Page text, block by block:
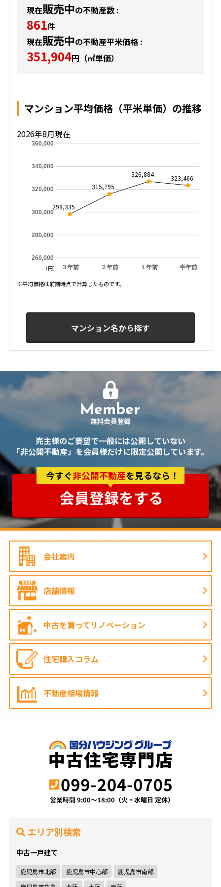
現在販売中の不動産数 :
861件
現在販売中の不動産平米価格 :
351,904円（㎡単価）
マンション平均価格（平米単価）の推移
2026年8月現在
３年前 ２年前 １年前 半年前
260,000
280,000
300,000
320,000
340,000
360,000
298,335
315,795
326,884 323,466
(円)
※平均価格は前期時点で計算したものです。
マンション名から探す
売主様のご要望で一般には公開していない
「非公開不動産」を会員様だけに限定公開しています。
会社案内
店舗情報
中古を買ってリノベーション
住宅購入コラム
不動産相場情報
エリア別検索
中古一戸建て
鹿児島市北部 鹿児島市中心部
鹿児島市南部